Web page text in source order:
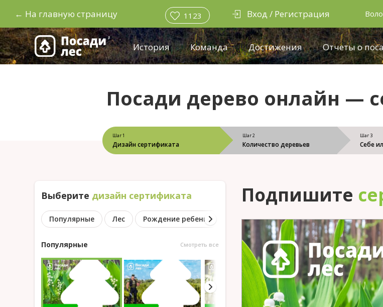
← На главную страницу 1123 Вход / Регистрация
История Команда Достижения Отчеты о
Посади дерево онлайн —
Шаг 1
Дизайн сертификата
Шаг 2
Количество деревьев
Шаг 3
Себе
Выберите дизайн сертификата
Популярные Лес Рождение ребенка На День Рождения С деревьями
Популярные Смотреть все
Подпишите